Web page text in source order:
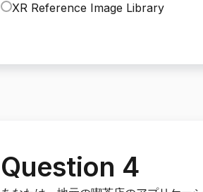
XR Reference Image Library
Question 4